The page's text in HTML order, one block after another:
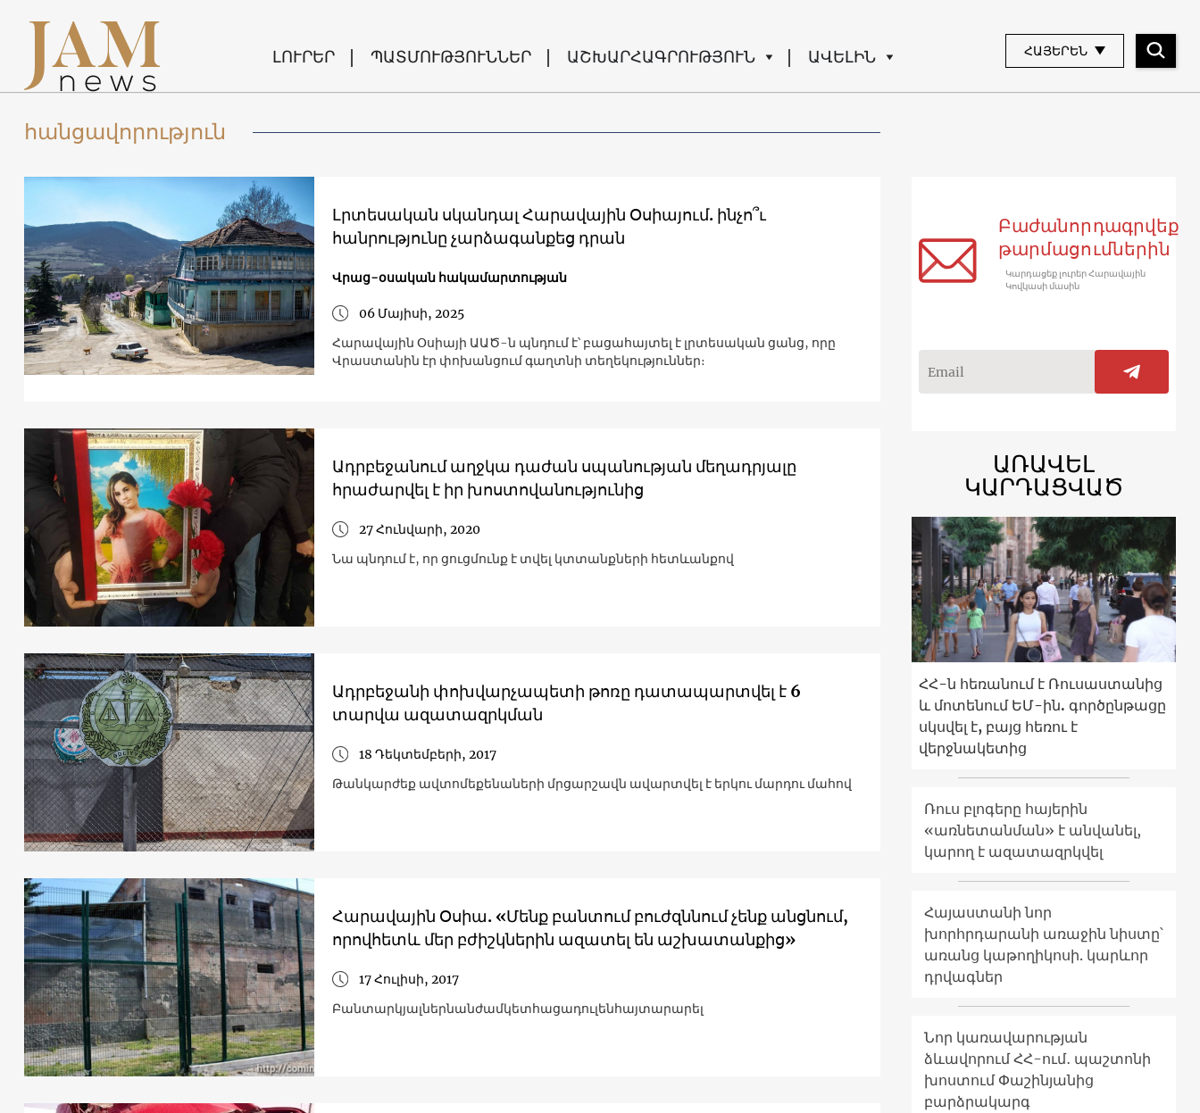
ԼՈՒՐԵՐ ՊԱՏՄՈՒԹՅՈՒՆՆԵՐ ԱՇԽԱՐՀԱԳՐՈՒԹՅՈՒՆ ԱՎԵԼԻՆ ՀԱՅԵՐԵՆ
հանցավորություն
Լրտեսական սկանդալ Հարավային Օսիայում. ինչո՞ւ
հանրությունը չարձագանքեց դրան
Վրաց-օսական հակամարտության
06 Մայիսի, 2025
Հարավային Օսիայի ԱԱԾ-ն պնդում է՝ բացահայտել է լրտեսական ցանց, որը
Վրաստանին էր փոխանցում գաղտնի տեղեկություններ։
Ադրբեջանում աղջկա դաժան սպանության մեղադրյալը
հրաժարվել է իր խոստովանությունից
27 Հունվարի, 2020
Նա պնդում է, որ ցուցմունք է տվել կտտանքների հետևանքով
Ադրբեջանի փոխվարչապետի թոռը դատապարտվել է 6
տարվա ազատազրկման
18 Դեկտեմբերի, 2017
Թանկարժեք ավտոմեքենաների մրցարշավն ավարտվել է երկու մարդու մահով
Հարավային Օսիա. «Մենք բանտում բուժզննում չենք անցնում,
որովհետև մեր բժիշկներին ազատել են աշխատանքից»
17 Հուլիսի, 2017
Բանտարկյալներնանժամկետհացադուլենհայտարարել
Բաժանորդագրվեք
թարմացումներին
Կարդացեք լուրեր Հարավային
Կովկասի մասին
ԱՌԱՎԵԼ
ԿԱՐԴԱՑՎԱԾ
ՀՀ-ն հեռանում է Ռուսաստանից
և մոտենում ԵՄ-ին. գործընթացը
սկսվել է, բայց հեռու է
վերջնակետից
Ռուս բլոգերը հայերին
«առնետանման» է անվանել,
կարող է ազատազրկվել
Հայաստանի նոր
խորհրդարանի առաջին նիստը՝
առանց կաթողիկոսի. կարևոր
դրվագներ
Նոր կառավարության
ձևավորում ՀՀ-ում․ պաշտոնի
խոստում Փաշինյանից
բարձրակարգ